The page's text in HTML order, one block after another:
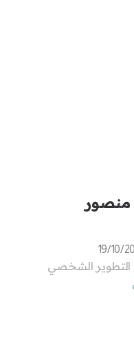
منصور
19/10/
التطوير الشخصي